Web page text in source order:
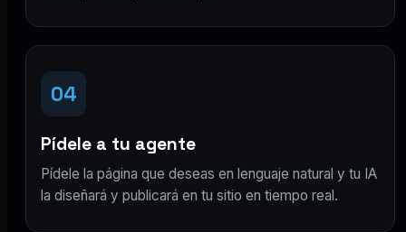
04
Pídele a tu agente
Pídele la página que deseas en lenguaje natural y tu IA
la diseñará y publicará en tu sitio en tiempo real.